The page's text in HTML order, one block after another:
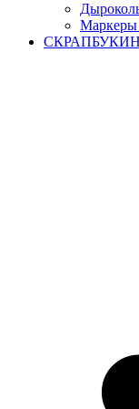
Маркеры